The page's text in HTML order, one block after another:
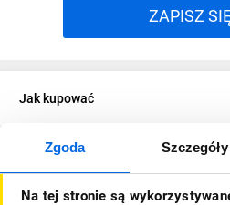
Zgoda Szczegóły
Na tej stronie są
ZAPISZ
Jak kupować
O firmie